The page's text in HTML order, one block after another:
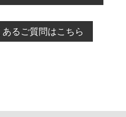
。
前を過ぎている場合のご予約
ては、直接ご予約の店舗まで
るご質問はこちら